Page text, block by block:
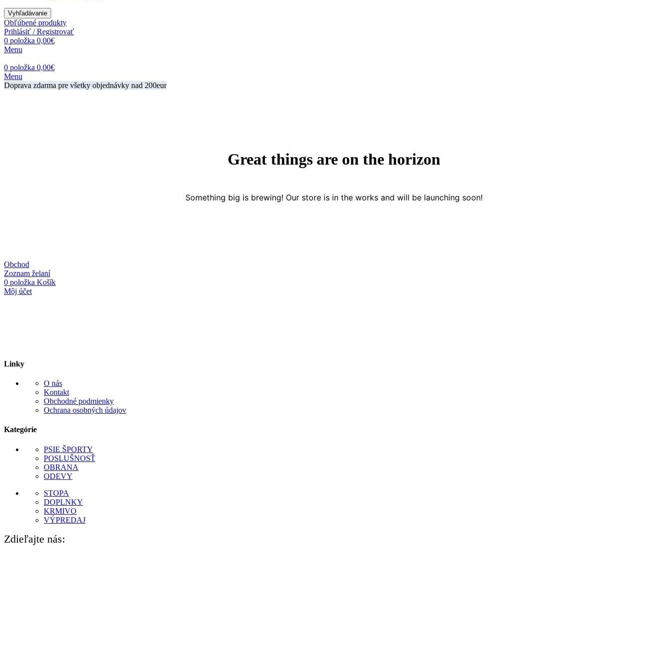
Vyhľadávanie
Obľúbené produkty
Prihlásiť / Registrovať
0 položka 0,00€
Menu
0 položka 0,00€
Menu
Doprava zdarma pre všetky objednávky nad 200eur
Great things are on the horizon
Something big is brewing! Our store is in the works and will be launching soon!
Obchod
Zoznam želaní
0 položka Košík
Môj účet
Linky
O nás
Kontakt
Obchodné podmienky
Ochrana osobných údajov
Kategórie
PSIE ŠPORTY
POSLUŠNOSŤ
OBRANA
ODEVY
STOPA
DOPLNKY
KRMIVO
VÝPREDAJ
Zdieľajte nás: